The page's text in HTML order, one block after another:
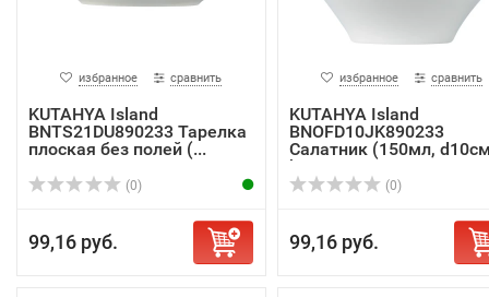
избранное сравнить
KUTAHYA Island
BNTS21DU890233 Тарелка
плоская без полей (...
(0)
99,16 руб.
избранное сравнить
KUTAHYA Island
BNOFD10JK890233
Салатник (150мл,
h4...
(0)
99,16 руб.